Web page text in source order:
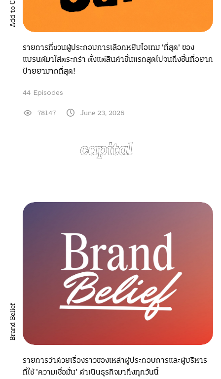
Add to Cart
รายการที่ชวนผู้ประกอบการเลือกหยิบไอเทม 'ที่สุด' ของ
แบรนด์มาใส่ตระกร้า ตั้งแต่สินค้าชิ้นแรกสุดไปจนถึงชิ้นที่อยาก
ป้ายยามากที่สุด!
44 Episodes
78147 June 23, 2026
Brand Belief
รายการว่าด้วยเรื่องราวของเหล่าผู้ประกอบการและผู้บริหาร
ที่ใช้ 'ความเชื่อมั่น' ดำเนินธุรกิจมาถึงทุกวันนี้